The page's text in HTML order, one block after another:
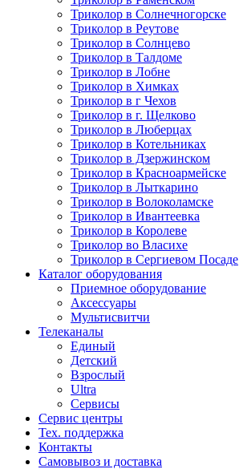
Триколор в Солнечногорске
Триколор в Реутове
Триколор в Солнцево
Триколор в Талдоме
Триколор в Лобне
Триколор в Химках
Триколор в г Чехов
Триколор в г. Щелково
Триколор в Люберцах
Триколор в Котельниках
Триколор в Дзержинском
Триколор в Красноармейске
Триколор в Лыткарино
Триколор в Волоколамске
Триколор в Ивантеевка
Триколор в Королеве
Триколор во Власихе
Триколор в Сергиевом Посаде
Каталог оборудования
Приемное оборудование
Аксессуары
Мультисвитчи
Телеканалы
Единый
Детский
Взрослый
Ultra
Сервисы
Сервис центры
Тех. поддержка
Контакты
Самовывоз и доставка